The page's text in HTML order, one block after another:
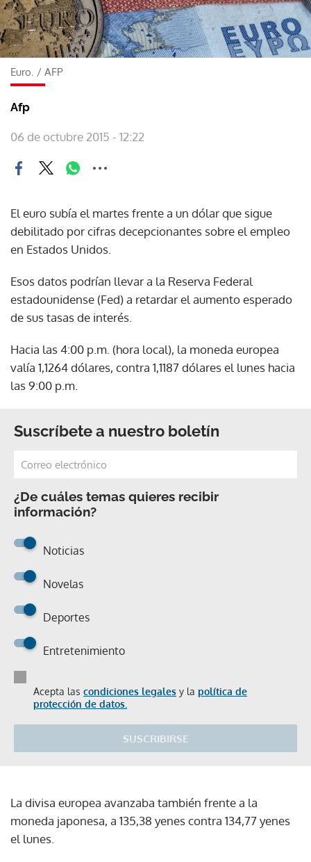
Euro. / AFP
Afp
06 de octubre 2015 - 12:22
El euro subía el martes frente a un dólar que sigue
debilitado por cifras decepcionantes sobre el empleo
en Estados Unidos.
Esos datos podrían llevar a la Reserva Federal
estadounidense (Fed) a retardar el aumento esperado
de sus tasas de interés.
Hacia las 4:00 p.m. (hora local), la moneda europea
valía 1,1264 dólares, contra 1,1187 dólares el lunes hacia
las 9:00 p.m.
Suscríbete a nuestro boletín
¿De cuáles temas quieres recibir
información?
Noticias
Novelas
Deportes
Entretenimiento
Acepta las condiciones legales y la política de
protección de datos.
SUSCRIBIRSE
La divisa europea avanzaba también frente a la
moneda japonesa, a 135,38 yenes contra 134,77 yenes
el lunes.